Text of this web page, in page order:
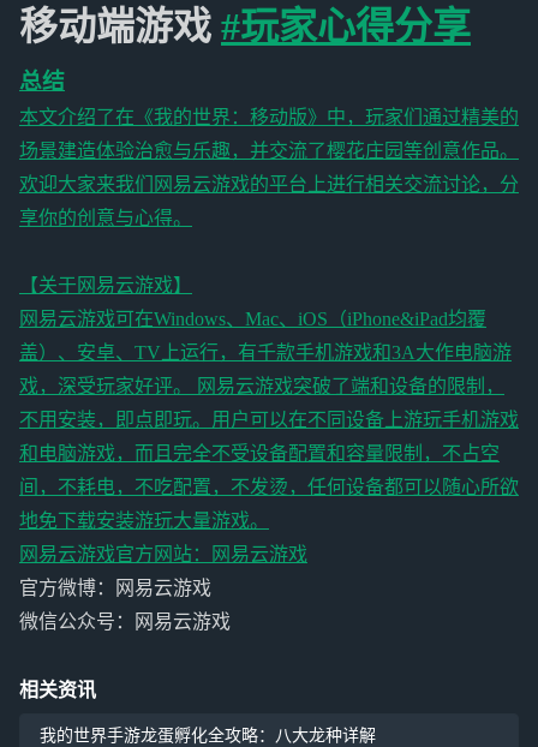
移动端游戏 #玩家心得分享
总结
本文介绍了在《我的世界：移动版》中，玩家们通过精美的
场景建造体验治愈与乐趣，并交流了樱花庄园等创意作品。
欢迎大家来我们网易云游戏的平台上进行相关交流讨论，分
享你的创意与心得。
【关于网易云游戏】
网易云游戏可在Windows、Mac、iOS（iPhone&iPad均覆
盖）、安卓、TV上运行，有千款手机游戏和3A大作电脑游
戏，深受玩家好评。 网易云游戏突破了端和设备的限制，
不用安装，即点即玩。用户可以在不同设备上游玩手机游戏
和电脑游戏，而且完全不受设备配置和容量限制，不占空
间，不耗电，不吃配置，不发烫，任何设备都可以随心所欲
地免下载安装游玩大量游戏。
网易云游戏官方网站：
网易云游戏
官方微博：网易云游戏
微信公众号：网易云游戏
相关资讯
我的世界手游龙蛋孵化全攻略：八大龙种详解